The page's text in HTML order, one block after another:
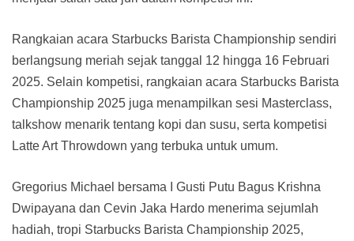
Rangkaian acara Starbucks Barista Championship sendiri
berlangsung meriah sejak tanggal 12 hingga 16 Februari
2025. Selain kompetisi, rangkaian acara Starbucks Barista
Championship 2025 juga menampilkan sesi Masterclass,
talkshow menarik tentang kopi dan susu, serta kompetisi
Latte Art Throwdown yang terbuka untuk umum.
Gregorius Michael bersama I Gusti Putu Bagus Krishna
Dwipayana dan Cevin Jaka Hardo menerima sejumlah
hadiah, tropi Starbucks Barista Championship 2025,